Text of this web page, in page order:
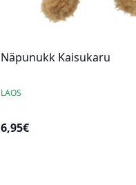
Näpunukk Kaisukaru
LAOS
6,95€